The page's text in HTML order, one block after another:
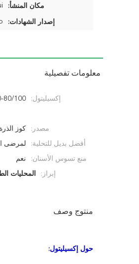
مكان المنشأ:
إصدار الشهادات:
معلومات تفصيلية
إكسيليتول: 10-30/30-
مصدر: كوز الذرة
أفضل بديل للتحلية: لمرضى
منع تسوس الأسنان: نعم
إبراز: المحليات
منتوج وصف
حول إكسيليتول: